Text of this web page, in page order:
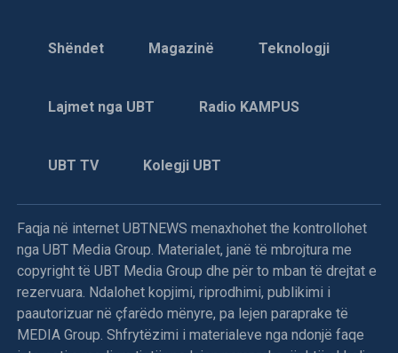
Shëndet Magazinë Teknologji
Lajmet nga UBT Radio KAMPUS
UBT TV Kolegji UBT
Faqja në internet UBTNEWS menaxhohet the kontrollohet
nga UBT Media Group. Materialet, janë të mbrojtura me
copyright të UBT Media Group dhe për to mban të drejtat e
rezervuara. Ndalohet kopjimi, riprodhimi, publikimi i
paautorizuar në çfarëdo mënyre, pa lejen paraprake të
MEDIA Group. Shfrytëzimi i materialeve nga ndonjë faqe